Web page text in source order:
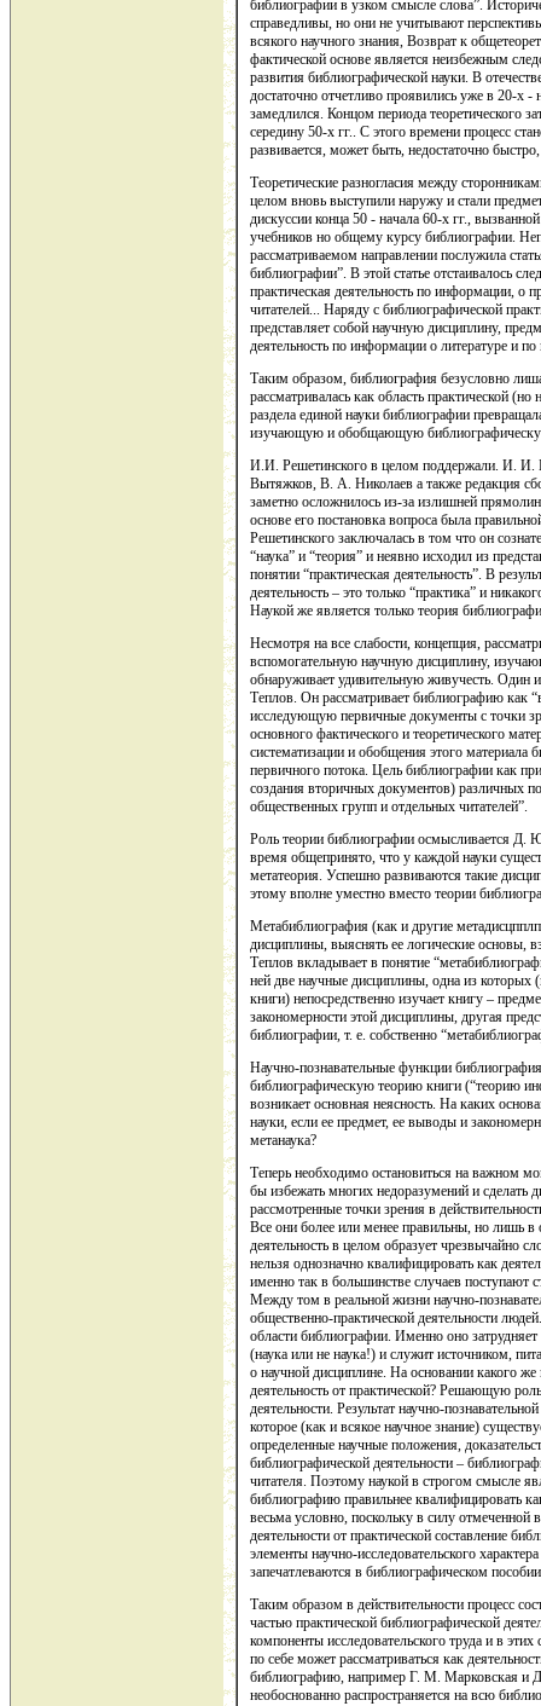
библиографии в узком смысле слова”.
справедливы, но они не учитывают
всякого научного знания, Возврат к
фактической основе является неизбежным
развития библиографической науки. В
достаточно отчетливо проявились уже в 20-х -
замедлился. Концом периода теоретического
середину 50-х гг.. С этого времени процесс
развивается, может быть, недостаточно
Теоретические разногласия между
целом вновь выступили наружу и стали
дискуссии конца 50 - начала 60-х гг.,
учебников но общему курсу библиографии.
рассматриваемом направлении послужила
библиографии”. В этой статье отстаивалось
практическая деятельность по информации, о
читателей... Наряду с библиографической
представляет собой научную дисциплину,
деятельность по информации о литературе и
Таким образом, библиография безусловно
рассматривалась как область практической
раздела единой науки библиографии
изучающую и обобщающую
И.И. Решетинского в целом поддержали. И.
Вытяжков, В. А. Николаев а также редакция
заметно осложнилось из-за излишней
основе его постановка вопроса была
Решетинского заключалась в том что он
“наука” и “теория” и неявно исходил из
понятии “практическая деятельность”. В
деятельность – это только “практика” и
Наукой же является только теория
Несмотря на все слабости, концепция,
вспомогательную научную дисциплину,
обнаруживает удивительную живучесть.
Теплов. Он рассматривает библиографию как
исследующую первичные документы с точки
основного фактического и теоретического
систематизации и обобщения этого материала
первичного потока. Цель библиографии как
создания вторичных документов) различных
общественных групп и отдельных читателей”.
Роль теории библиографии осмысливается
время общепринято, что у каждой науки
метатеория. Успешно развиваются такие
этому вполне уместно вместо теории
Метабиблиография (как и другие
дисциплины, выяснять ее логические основы,
Теплов вкладывает в понятие
ней две научные дисциплины, одна из которых
книги) непосредственно изучает книгу –
закономерности этой дисциплины, другая
библиографии, т. е. собственно
Научно-познавательные функции
библиографическую теорию книги (“теорию
возникает основная неясность. На каких
науки, если ее предмет, ее выводы и
метанаука?
Теперь необходимо остановиться на важном
бы избежать многих недоразумений и сделать
рассмотренные точки зрения в
Все они более или менее правильны, но лишь
деятельность в целом образует чрезвычайно
нельзя однозначно квалифицировать как
именно так в большинстве случаев поступают
Между том в реальной жизни научно-
общественно-практической деятельности
области библиографии. Именно оно
(наука или не наука!) и служит источником,
о научной дисциплине. На основании какого
деятельность от практической? Решающую
деятельности. Результат научно-
которое (как и всякое научное знание)
определенные научные положения,
библиографической деятельности –
читателя. Поэтому наукой в строгом смысле
библиографию правильнее квалифицировать
весьма условно, поскольку в силу отмеченной
деятельности от практической составление
элементы научно-исследовательского
запечатлеваются в библиографическом
Таким образом в действительности процесс
частью практической библиографической
компоненты исследовательского труда и в
по себе может рассматриваться как
библиографию, например Г. М. Марковская и
необоснованно распространяется на всю